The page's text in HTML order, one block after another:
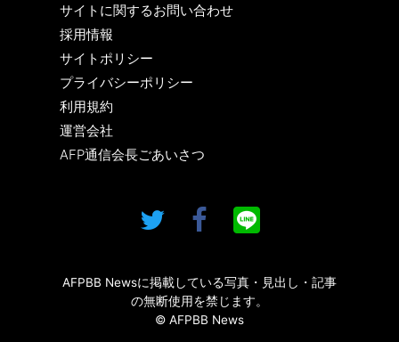
サイトに関するお問い合わせ
採用情報
サイトポリシー
プライバシーポリシー
利用規約
運営会社
AFP通信会長ごあいさつ
AFPBB Newsに掲載している写真・見出し・記事
の無断使用を禁じます。
© AFPBB News